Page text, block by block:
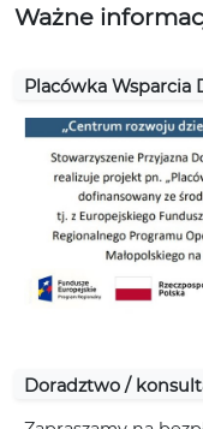
Ważne
Placówka Wsparcia
Doradztwo /